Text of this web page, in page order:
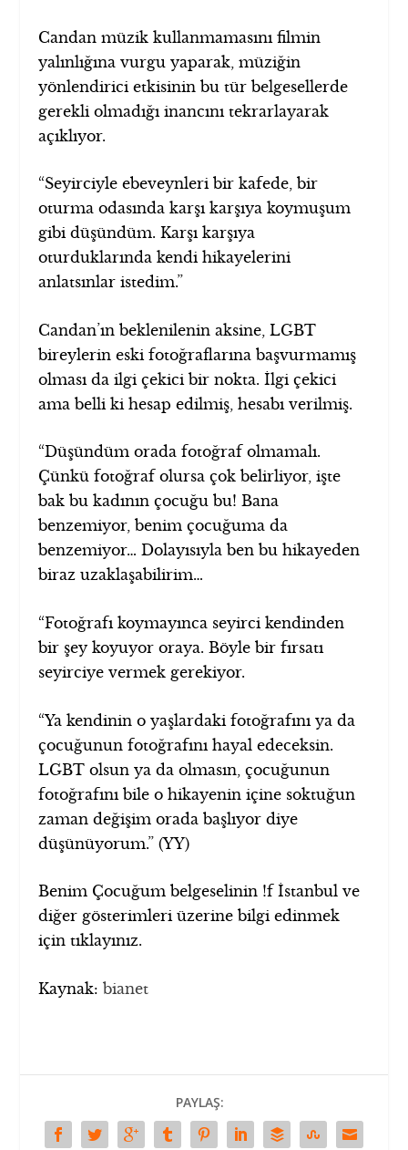
Candan müzik kullanmamasını filmin
yalınlığına vurgu yaparak, müziğin
yönlendirici etkisinin bu tür belgesellerde
gerekli olmadığı inancını tekrarlayarak
açıklıyor.
“Seyirciyle ebeveynleri bir kafede, bir
oturma odasında karşı karşıya koymuşum
gibi düşündüm. Karşı karşıya
oturduklarında kendi hikayelerini
anlatsınlar istedim.”
Candan’ın beklenilenin aksine, LGBT
bireylerin eski fotoğraflarına başvurmamış
olması da ilgi çekici bir nokta. İlgi çekici
ama belli ki hesap edilmiş, hesabı verilmiş.
“Düşündüm orada fotoğraf olmamalı.
Çünkü fotoğraf olursa çok belirliyor, işte
bak bu kadının çocuğu bu! Bana
benzemiyor, benim çocuğuma da
benzemiyor… Dolayısıyla ben bu hikayeden
biraz uzaklaşabilirim…
“Fotoğrafı koymayınca seyirci kendinden
bir şey koyuyor oraya. Böyle bir fırsatı
seyirciye vermek gerekiyor.
“Ya kendinin o yaşlardaki fotoğrafını ya da
çocuğunun fotoğrafını hayal edeceksin.
LGBT olsun ya da olmasın, çocuğunun
fotoğrafını bile o hikayenin içine soktuğun
zaman değişim orada başlıyor diye
düşünüyorum.” (YY)
Benim Çocuğum belgeselinin !f İstanbul ve
diğer gösterimleri üzerine bilgi edinmek
için tıklayınız.
Kaynak:bianet
PAYLAŞ: